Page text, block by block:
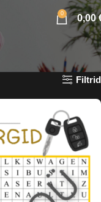
0 0,00
Filtrid